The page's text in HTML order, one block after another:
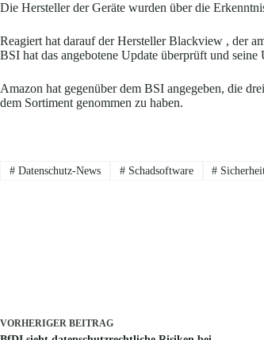
Die Hersteller der Geräte wurden über die
Reagiert hat darauf der Hersteller Blackview , der
BSI hat das angebotene Update überprüft und
Amazon hat gegenüber dem BSI angegeben, die
dem Sortiment genommen zu haben.
#Datenschutz-News #Schadsoftware #
VORHERIGER BEITRAG